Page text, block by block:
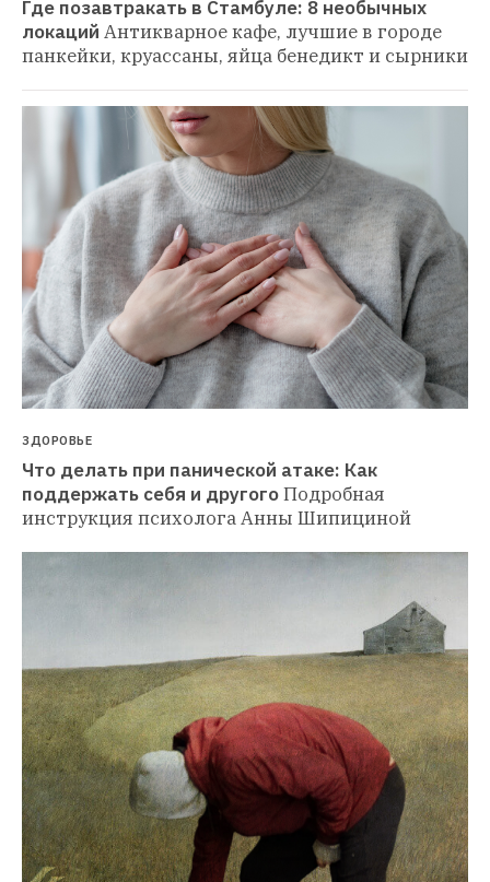
Где позавтракать в Стамбуле: 8 необычных
локаций Антикварное кафе, лучшие в городе
панкейки, круассаны, яйца бенедикт и сырники
ЗДОРОВЬЕ
Что делать при панической атаке: Как
поддержать себя и другогоПодробная
инструкция психолога Анны Шипициной